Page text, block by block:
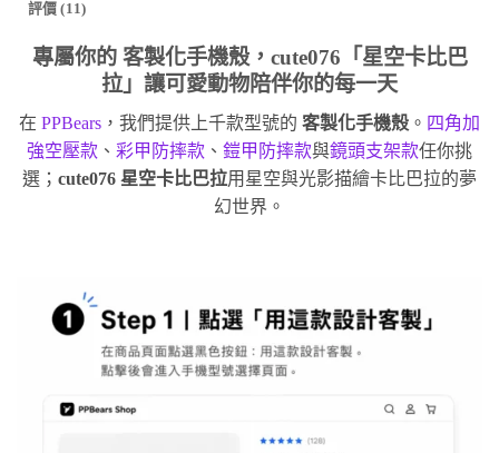
評價 (11)
專屬你的 客製化手機殼，cute076「星空卡比巴
拉」讓可愛動物陪伴你的每一天
在 PPBears ，我們提供上千款型號的 客製化手機殼 。 四角加
強空壓款 、 彩甲防摔款 、 鎧甲防摔款與鏡頭支架款任你挑
選； cute076 星空卡比巴拉用星空與光影描繪卡比巴拉的夢
幻世界。